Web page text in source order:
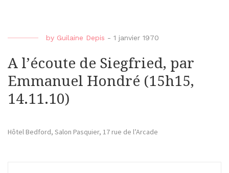
by Guilaine Depis - 1 janvier 1970
A l’écoute de Siegfried, par
Emmanuel Hondré (15h15,
14.11.10)
Hôtel Bedford, Salon Pasquier, 17 rue de l’Arcade